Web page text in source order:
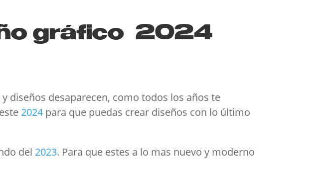
gráfico 2024
diseños desaparecen, como todos los años te
2024 para que puedas crear diseños con lo último
del 2023. Para que estes a lo mas nuevo y moderno